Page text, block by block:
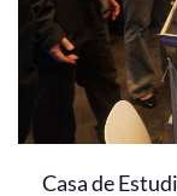
Casa de